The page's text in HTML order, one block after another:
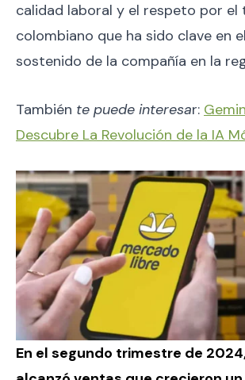
calidad laboral y el respeto por el
colombiano que ha sido clave en
sostenido de la compañía en la
También te puede interesar:
Descubre La Revolución de la IA
En el segundo trimestre de